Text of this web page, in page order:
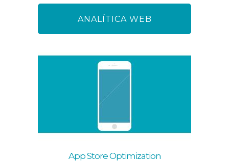
ANALÍTICA WEB
App Store Optimization